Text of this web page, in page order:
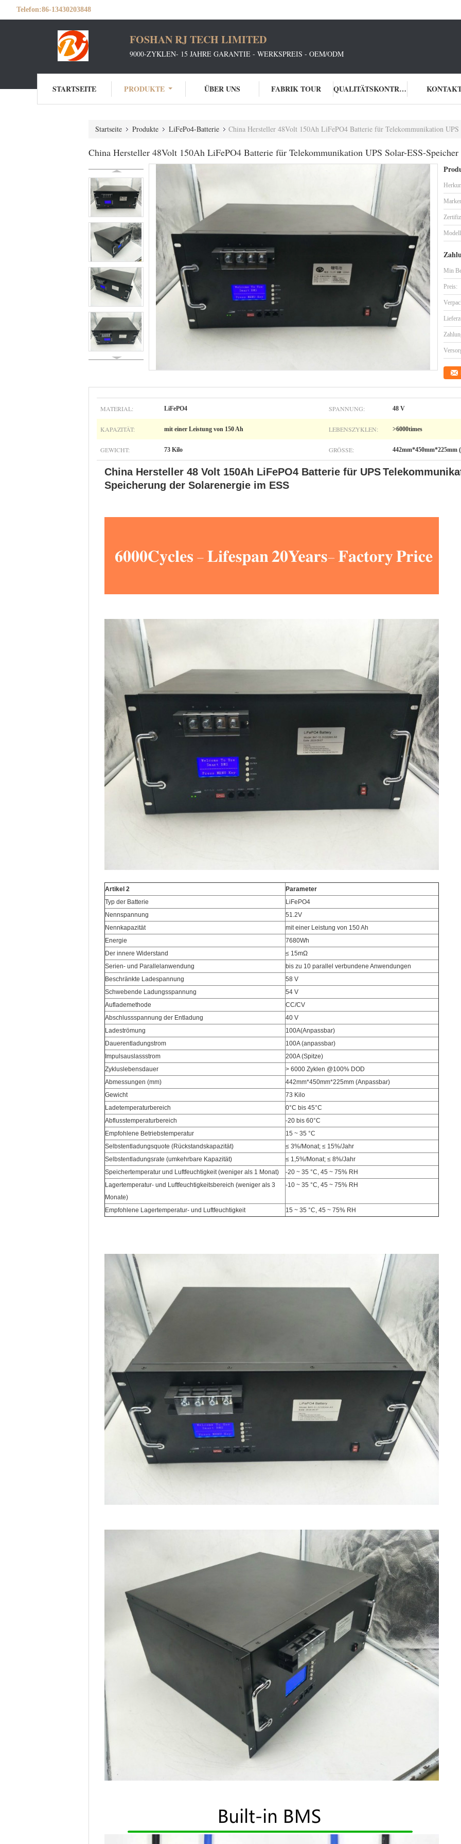
Telefon:86-13430203848
FOSHAN RJ TECH LIMITED
9000-ZYKLEN- 15 JAHRE GARANTIE - WERKSPREIS - OEM/ODM
STARTSEITE PRODUKTE ÜBER UNS FABRIK TOUR QUALITÄTSKONTROLLE
Startseite Produkte LiFePo4-Batterie China Hersteller 48Volt 150Ah LiFePO4 Batterie für Telekommunikation UPS
China Hersteller 48Volt 150Ah LiFePO4 Batterie für Telekommunikation UPS Solar-ESS-Speicher
Min
Preis:
MATERIAL: LiFePO4 SPANNUNG: 48 V
KAPAZITÄT: mit einer Leistung von 150 Ah LEBENSZYKLEN: >6000times
GEWICHT: 73 Kilo GRÖSSE: 442mm*450mm*225mm
China Hersteller 48 Volt 150Ah LiFePO4 Batterie für UPS
Speicherung der Solarenergie im ESS
Artikel 2
Parameter
Typ der Batterie
LiFePO4
Nennspannung
51.2V
Nennkapazität
mit einer Leistung von 150 Ah
Energie
7680Wh
Der innere Widerstand
≤ 15mΩ
Serien- und Parallelanwendung
bis zu 10 parallel verbundene Anwendungen
Beschränkte Ladespannung
58 V
Schwebende Ladungsspannung
54 V
Auflademethode
CC/CV
Abschlussspannung der Entladung
40 V
Ladeströmung
100A(Anpassbar)
Dauerentladungstrom
100A (anpassbar)
Impulsauslassstrom
200A (Spitze)
Zykluslebensdauer
> 6000 Zyklen @100% DOD
Abmessungen (mm)
442mm*450mm*225mm (Anpassbar)
Gewicht
73 Kilo
Ladetemperaturbereich
0°C bis 45°C
Abflusstemperaturbereich
-20 bis 60°C
Empfohlene Betriebstemperatur
15 ~ 35 °C
Selbstentladungsquote (Rückstandskapazität)
≤ 3%/Monat; ≤ 15%/Jahr
Selbstentladungsrate (umkehrbare Kapazität)
≤ 1,5%/Monat; ≤ 8%/Jahr
Speichertemperatur und Luftfeuchtigkeit (weniger als 1 Monat)
-20 ~ 35 °C, 45 ~ 75% RH
Lagertemperatur- und Luftfeuchtigkeitsbereich (weniger als 3
Monate)
-10 ~ 35 °C, 45 ~ 75% RH
Empfohlene Lagertemperatur- und Luftfeuchtigkeit 15 ~ 35 °C, 45 ~ 75% RH